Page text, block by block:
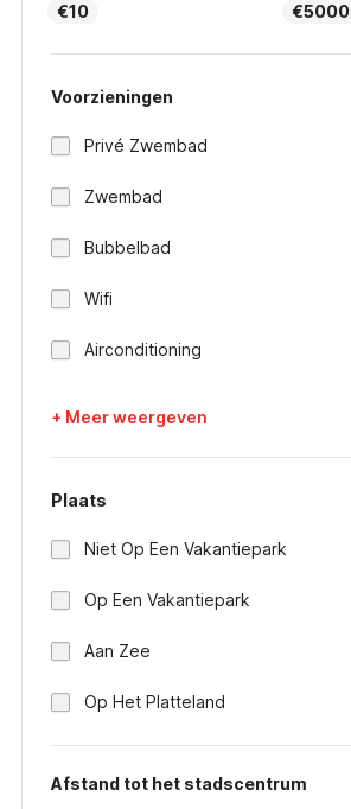
€10 €5000
Voorzieningen
Privé Zwembad
Zwembad
Bubbelbad
Wifi
Airconditioning
+ Meer weergeven
Plaats
Niet Op Een Vakantiepark
Op Een Vakantiepark
Aan Zee
Op Het Platteland
Afstand tot het stadscentrum